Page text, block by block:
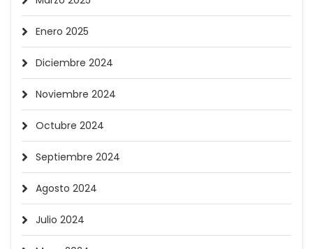
Enero 2025
Diciembre 2024
Noviembre 2024
Octubre 2024
Septiembre 2024
Agosto 2024
Julio 2024